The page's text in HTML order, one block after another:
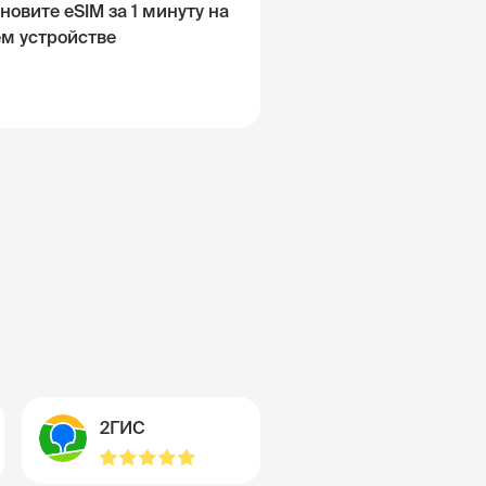
eSIM за 1 минуту на
устройстве
2ГИС